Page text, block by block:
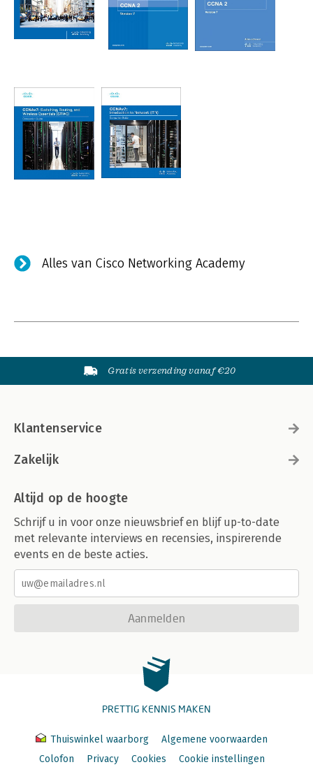
Alles van Cisco Networking Academy
Gratis verzending vanaf €20
Klantenservice
Zakelijk
Altijd op de hoogte
Schrijf u in voor onze nieuwsbrief en blijf up-to-date
met relevante interviews en recensies, inspirerende
events en de beste acties.
Aanmelden
PRETTIG KENNIS MAKEN
Thuiswinkel waarborg
Algemene voorwaarden
Colofon
Privacy Cookies Cookie instellingen